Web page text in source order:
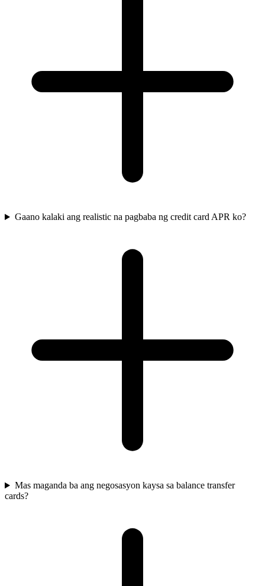
Gaano kalaki ang realistic na pagbaba ng credit card APR ko?
Mas maganda ba ang negosasyon kaysa sa balance transfer
cards?